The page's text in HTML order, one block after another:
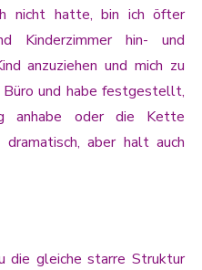
nicht hatte, bin ich öfter
Kinderzimmer hin- und
anzuziehen und mich zu
und habe festgestellt,
anhabe oder die Kette
aber halt auch
die gleiche starre Struktur